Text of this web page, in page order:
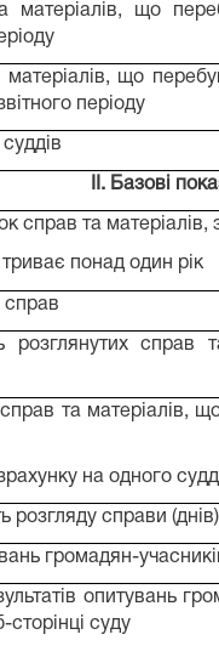
матеріалів, що
матеріалів, що
періоду
II. Базові
справ та матеріалів,
понад один рік
справ
розглянутих справ
та матеріалів,
на одного
розгляду справи (днів)
громадян-
опитувань
суду